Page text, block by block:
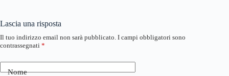
Lascia una risposta
Il tuo indirizzo email non sarà pubblicato. I campi obbligatori sono
contrassegnati *
Nome